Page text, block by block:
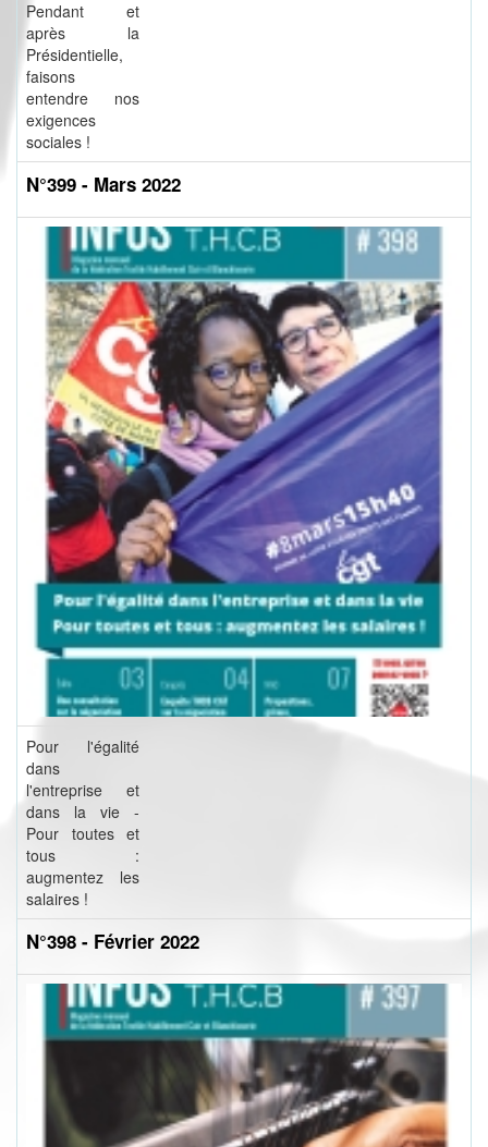
Pendant et
après la
Présidentielle,
faisons
entendre nos
exigences
sociales !
N°399 - Mars 2022
Pour l'égalité
dans
l'entreprise et
dans la vie -
Pour toutes et
tous :
augmentez les
salaires !
N°398 - Février 2022